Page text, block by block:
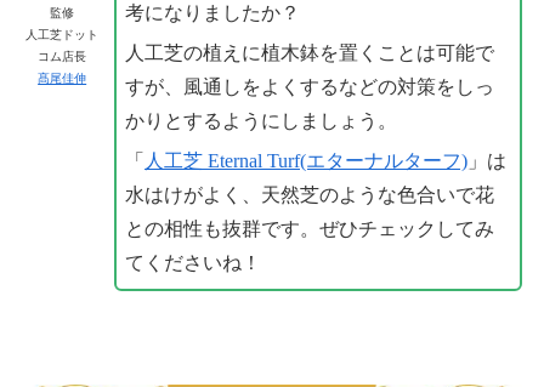
監修
人工芝ドット
コム店長
髙尾佳伸
考になりましたか？
人工芝の植えに植木鉢を置くことは可能で
すが、風通しをよくするなどの対策をしっ
かりとするようにしましょう。
「 人工芝 Eternal Turf(エターナルターフ) 」は
水はけがよく、天然芝のような色合いで花
との相性も抜群です。ぜひチェックしてみ
てくださいね！